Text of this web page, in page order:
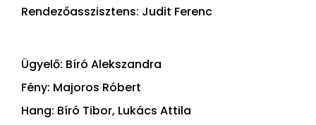
Rendezőasszisztens: Judit Ferenc
Ügyelő: Bíró Alekszandra
Fény: Majoros Róbert
Hang: Bíró Tibor, Lukács Attila